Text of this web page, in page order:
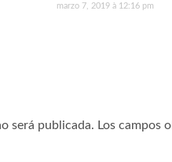
marzo 7, 2019 à 12:16 pm
será publicada. Los campos